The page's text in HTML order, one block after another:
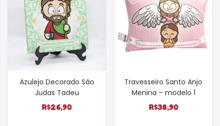
Azulejo Decorado São
Judas Tadeu
R$26,90
Travesseiro Santo Anjo
Menina – modelo 1
R$38,90